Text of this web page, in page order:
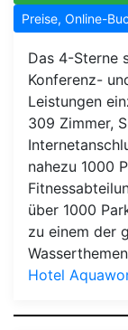
Preise, Online-
Das 4-Sterne
Konferenz-
Leistungen
309 Zimmer,
nahezu 1000
über 1000
zu einem der
Hotel